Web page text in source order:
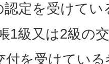
認定を受けてい
1級又は2級の
付を受けている